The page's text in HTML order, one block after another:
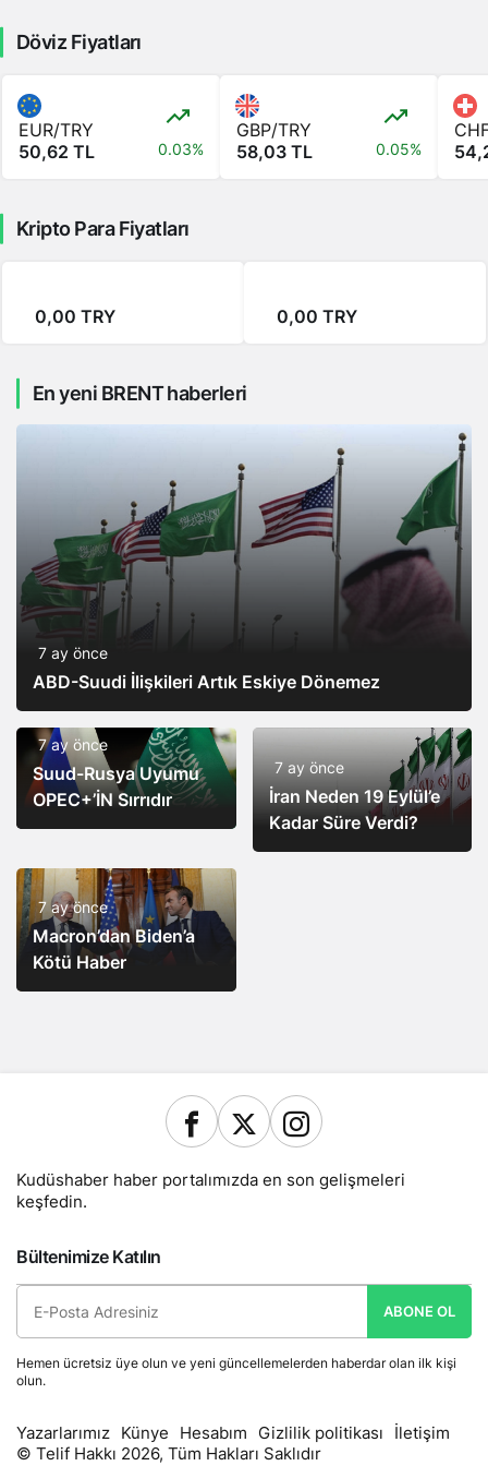
Döviz Fiyatları
EUR/TRY
50,62 TL
0.03%
GBP/TRY
58,03 TL
0.05%
Kripto Para Fiyatları
0,00 TRY 0,00 TRY
En yeni BRENT haberleri
7 ay önce
ABD-Suudi İlişkileri Artık Eskiye Dönemez
7 ay önce
Suud-Rusya Uyumu
OPEC+’İN Sırrıdır
7 ay önce
İran Neden 19 Eylül’e
Kadar Süre Verdi?
7 ay önce
Macron’dan Biden’a
Kötü Haber
Kudüshaber haber portalımızda en son gelişmeleri
keşfedin.
Bültenimize Katılın
ABONE OL
Hemen ücretsiz üye olun ve yeni güncellemelerden haberdar olan ilk kişi
olun.
Yazarlarımız Künye Hesabım Gizlilik politikası
İletişim
© Telif Hakkı 2026, Tüm Hakları Saklıdır